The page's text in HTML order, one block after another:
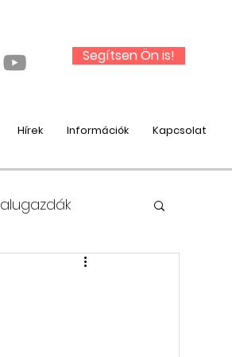
Segítsen Ön is!
Hírek Információk Kapcsolat